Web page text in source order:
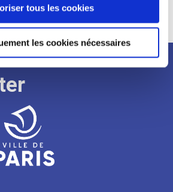
tous les cookies
les cookies nécessaires